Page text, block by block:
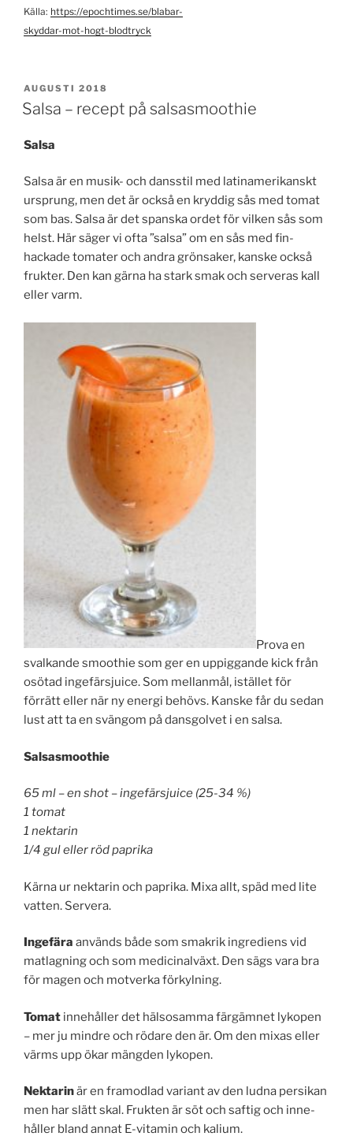
Källa: https://epochtimes.se/blabar-
skyddar-mot-hogt-blodtryck
PUBLICERAT
AUGUSTI 2018
Salsa – recept på salsasmoothie
Salsa
Salsa är en musik- och dansstil med latinamerikanskt
ursprung, men det är också en kryddig sås med tomat
som bas. Salsa är det spanska ordet för vilken sås som
helst. Här säger vi ofta ”salsa” om en sås med fin­
hackade tomater och andra grön­saker, kanske också
frukter. Den kan gärna ha stark smak och serveras kall
eller varm.
Prova en
svalkande smoothie som ger en uppiggande kick från
osötad ingefärsjuice. Som mellanmål, istället för
förrätt eller när ny energi behövs. Kanske får du sedan
lust att ta en sväng­om på dansgolvet i en salsa.
Salsasmoothie
65 ml – en shot – ingefärsjuice (25-34 %)
1 tomat
1 nektarin
1/4 gul eller röd paprika
Kärna ur nektarin och paprika. Mixa allt, späd med lite
vatten. Servera.
Ingefära används både som smakrik ingrediens vid
matlagning och som medicinalväxt. Den sägs vara bra
för magen och motverka förkylning.
Tomat innehåller det hälsosamma färgämnet lykopen
– mer ju mindre och rödare den är. Om den mixas eller
värms upp ökar mängden lykopen.
Nektarinär en framodlad variant av den ludna persikan
men har slätt skal. Frukten är söt och saftig och inne­
håller bland annat E-vitamin och kalium.